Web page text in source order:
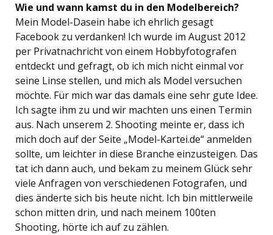
Wie und wann kamst du in den Modelbereich?
Mein Model-Dasein habe ich ehrlich gesagt
Facebook zu verdanken! Ich wurde im August 2012
per Privatnachricht von einem Hobbyfotografen
entdeckt und gefragt, ob ich mich nicht einmal vor
seine Linse stellen, und mich als Model versuchen
möchte. Für mich war das damals eine sehr gute Idee.
Ich sagte ihm zu und wir machten uns einen Termin
aus. Nach unserem 2. Shooting meinte er, dass ich
mich doch auf der Seite „Model-Kartei.de“ anmelden
sollte, um leichter in diese Branche einzusteigen. Das
tat ich dann auch, und bekam zu meinem Glück sehr
viele Anfragen von verschiedenen Fotografen, und
dies änderte sich bis heute nicht. Ich bin mittlerweile
schon mitten drin, und nach meinem 100ten
Shooting, hörte ich auf zu zählen.